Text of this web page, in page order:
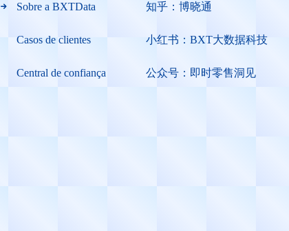
Sobre a BXTData
Casos de clientes
Central de confiança
知乎：博晓通
小红书：BXT大数据科技
公众号：即时零售洞见